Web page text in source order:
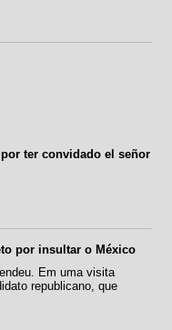
ter convidado el señor
por insultar o México
Em uma visita
republicano, que